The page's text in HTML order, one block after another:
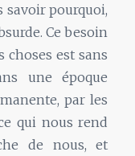
savoir pourquoi,
Ce besoin
est sans
une époque
par les
qui nous rend
de nous, et